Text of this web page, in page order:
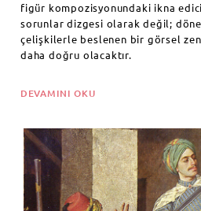
figür kompozisyonundaki ikna
sorunlar dizgesi olarak değil;
çelişkilerle beslenen bir görsel
daha doğru olacaktır.
DEVAMINI OKU